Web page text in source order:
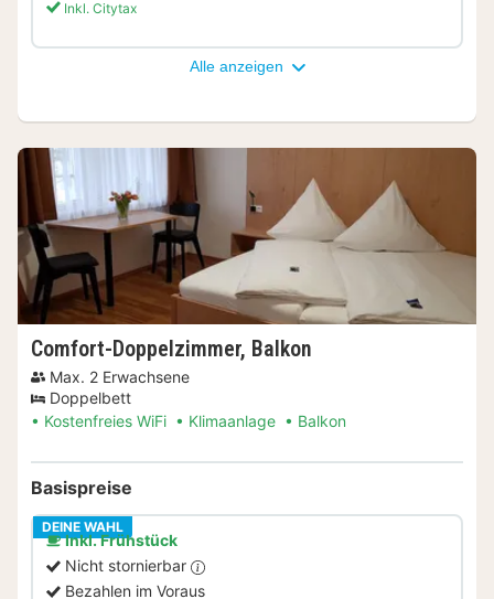
Inkl. Citytax
Alle anzeigen
Comfort-Doppelzimmer, Balkon
Max. 2 Erwachsene
Doppelbett
Kostenfreies WiFi
Klimaanlage Balkon
Basispreise
DEINE WAHL
Inkl. Frühstück
Nicht stornierbar
Bezahlen im Voraus